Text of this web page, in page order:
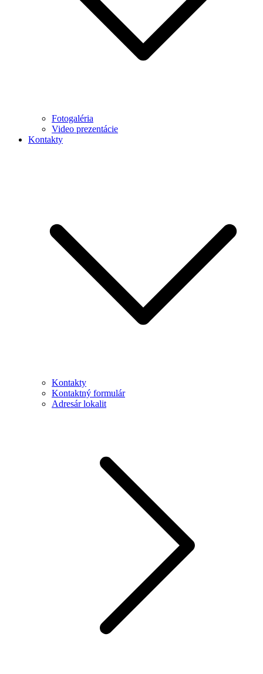
Fotogaléria
Video prezentácie
Kontakty
Kontakty
Kontaktný formulár
Adresár lokalit